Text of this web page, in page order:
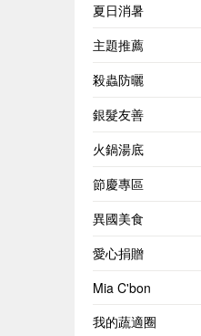
夏日消暑
主題推薦
殺蟲防曬
銀髮友善
火鍋湯底
節慶專區
異國美食
愛心捐贈
Mia C'bon
我的蔬適圈